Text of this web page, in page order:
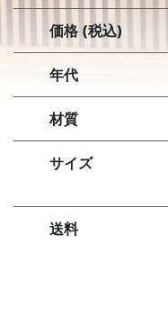
価格 (税込)
年代
材質
サイズ
送料